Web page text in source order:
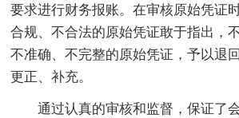
要求进行财务报账。在审核原始凭证
合规、不合法的原始凭证敢于指出，
不准确、不完整的原始凭证，予以退
更正、补充。
通过认真的审核和监督，保证了